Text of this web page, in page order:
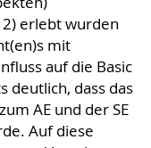
erlebt wurden
mit
auf die Basic
deutlich, dass das
AE und der SE
Auf diese